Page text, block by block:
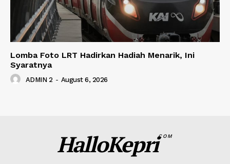
Lomba Foto LRT Hadirkan Hadiah Menarik, Ini
Syaratnya
ADMIN 2 - August 6, 2026
HalloKepriCOM